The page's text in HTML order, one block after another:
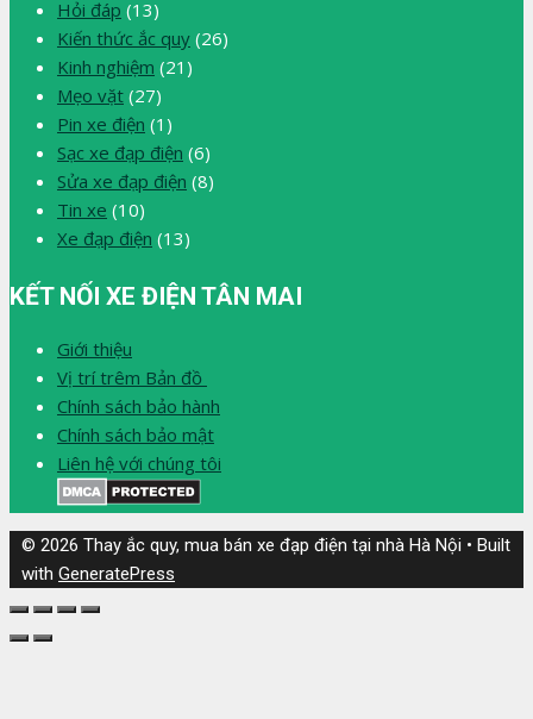
Hỏi đáp (13)
Kiến thức ắc quy (26)
Kinh nghiệm (21)
Mẹo vặt (27)
Pin xe điện (1)
Sạc xe đạp điện (6)
Sửa xe đạp điện (8)
Tin xe (10)
Xe đạp điện (13)
KẾT NỐI XE ĐIỆN TÂN MAI
Giới thiệu
Vị trí trêm Bản đồ
Chính sách bảo hành
Chính sách bảo mật
Liên hệ với chúng tôi
© 2026 Thay ắc quy, mua bán xe đạp điện tại nhà Hà Nội • Built
with GeneratePress